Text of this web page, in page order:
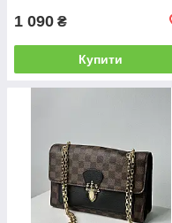
1 090 ₴
Купити